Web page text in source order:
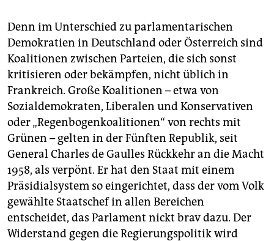
Denn im Unterschied zu parlamentarischen
Demokratien in Deutschland oder Österreich sind
Koalitionen zwischen Parteien, die sich sonst
kritisieren oder bekämpfen, nicht üblich in
Frankreich. Große Koalitionen – etwa von
Sozialdemokraten, Liberalen und Konservativen
oder „Regenbogenkoalitionen“ von rechts mit
Grünen – gelten in der Fünften Republik, seit
General Charles de Gaulles Rückkehr an die Macht
1958, als verpönt. Er hat den Staat mit einem
Präsidialsystem so eingerichtet, dass der vom Volk
gewählte Staatschef in allen Bereichen
entscheidet, das Parlament nickt brav dazu. Der
Widerstand gegen die Regierungspolitik wird